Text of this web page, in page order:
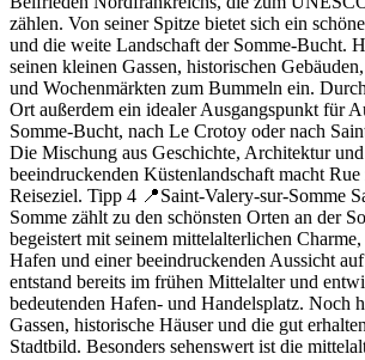
zählen. Von seiner Spitze bietet sich ein
und die weite Landschaft der Somme-Bucht.
seinen kleinen Gassen, historischen
und Wochenmärkten zum Bummeln ein.
Ort außerdem ein idealer Ausgangspunkt für
Somme-Bucht, nach Le Crotoy oder nach
Die Mischung aus Geschichte, Architektur
beeindruckenden Küstenlandschaft macht
Reiseziel. Tipp 4 📍Saint-Valery-sur-Somme
Somme zählt zu den schönsten Orten an der
begeistert mit seinem mittelalterlichen
Hafen und einer beeindruckenden Aussicht
entstand bereits im frühen Mittelalter und
bedeutenden Hafen- und Handelsplatz. Noch
Gassen, historische Häuser und die gut
Stadtbild. Besonders sehenswert ist die